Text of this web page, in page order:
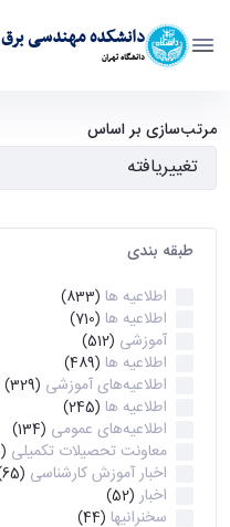
دانشکده مهندسی برق
دانشگاه تهران
کامپیوتر
مرتب‌سازی بر اساس
طبقه بندی
اطلاعیه ها (833)
اطلاعیه ها (710)
آموزشی (512)
اطلاعیه ها (489)
اطلاعیه‌های‌ آموزشی (329)
اطلاعیه ها (245)
اطلاعیه‌های عمومی (134)
معاونت تحصیلات تکمیلی (79)
اخبار آموزش کارشناسی (65)
اخبار (52)
سخنرانیها (44)